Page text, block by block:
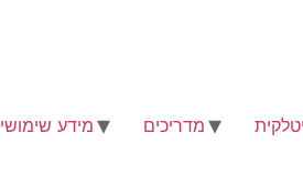
מדריכים מידע שימושי